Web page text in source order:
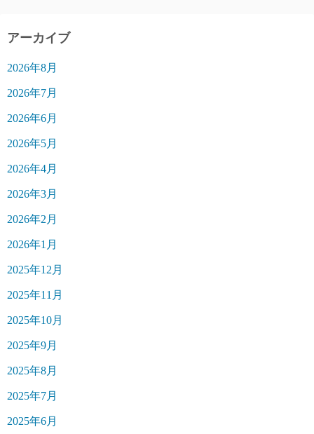
アーカイブ
2026年8月
2026年7月
2026年6月
2026年5月
2026年4月
2026年3月
2026年2月
2026年1月
2025年12月
2025年11月
2025年10月
2025年9月
2025年8月
2025年7月
2025年6月